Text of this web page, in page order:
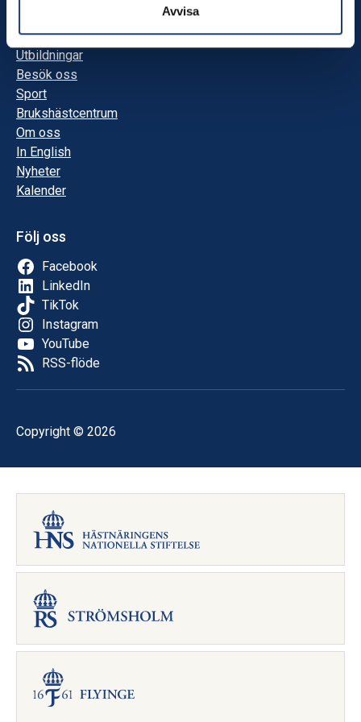
Avvisa
Innehåll
Utbildningar
Besök oss
Sport
Brukshästcentrum
Om oss
In English
Nyheter
Kalender
Följ oss
Facebook
LinkedIn
TikTok
Instagram
YouTube
RSS-flöde
Copyright © 2026